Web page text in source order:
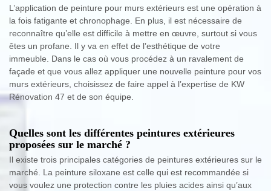
L’application de peinture pour murs extérieurs est une opération à
la fois fatigante et chronophage. En plus, il est nécessaire de
reconnaître qu’elle est difficile à mettre en œuvre, surtout si vous
êtes un profane. Il y va en effet de l’esthétique de votre
immeuble. Dans le cas où vous procédez à un ravalement de
façade et que vous allez appliquer une nouvelle peinture pour vos
murs extérieurs, choisissez de faire appel à l’expertise de KW
Rénovation 47 et de son équipe.
Quelles sont les différentes peintures extérieures
proposées sur le marché ?
Il existe trois principales catégories de peintures extérieures sur le
marché. La peinture siloxane est celle qui est recommandée si
vous voulez une protection contre les pluies acides ainsi qu’aux